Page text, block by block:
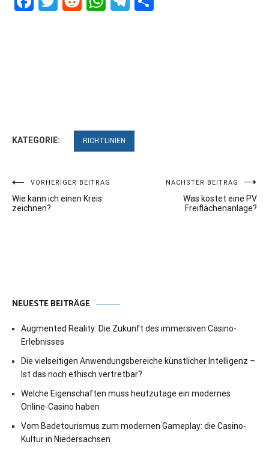
KATEGORIE: RICHTLINIEN
Beitragsnavigation
VORHERIGER BEITRAG
Wie kann ich einen Kreis
zeichnen?
NÄCHSTER BEITRAG
Was kostet eine PV
Freiflächenanlage?
NEUESTE BEITRÄGE
Augmented Reality: Die Zukunft des immersiven Casino-
Erlebnisses
Die vielseitigen Anwendungsbereiche künstlicher Intelligenz –
Ist das noch ethisch vertretbar?
Welche Eigenschaften muss heutzutage ein modernes
Online-Casino haben
Vom Badetourismus zum modernen Gameplay: die Casino-
Kultur in Niedersachsen